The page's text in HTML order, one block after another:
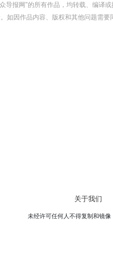
导报网"的所有作品，均转载、编译
如因作品内容、版权和其他问题需
关于我们
未经许可任何人不得复制和镜